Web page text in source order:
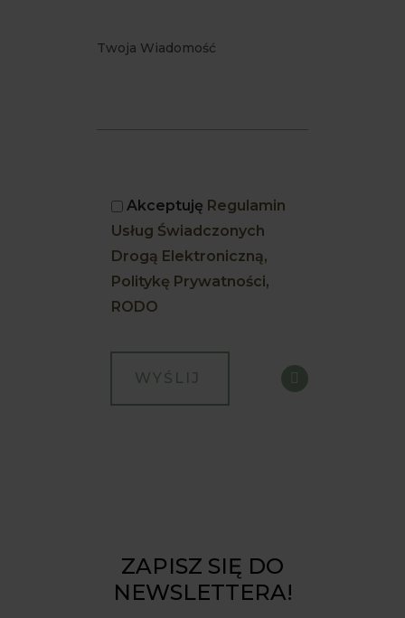
Akceptuję Regulamin
Usług Świadczonych
Drogą Elektroniczną,
Politykę Prywatności,
RODO
ZAPISZ SIĘ DO
NEWSLETTERA!